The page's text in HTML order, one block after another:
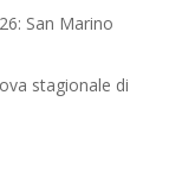
San Marino
stagionale di